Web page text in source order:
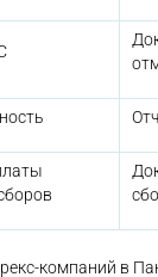
компаний в